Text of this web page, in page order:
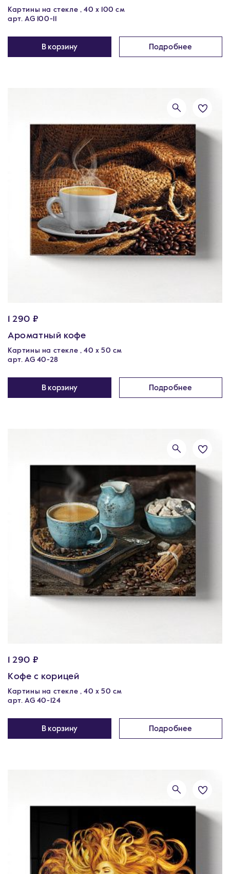
Картины на стекле , 40 x 100 см
арт. AG 100-11
В корзину Подробнее
1 290 ₽
Ароматный кофе
Картины на стекле , 40 х 50 см
арт. AG 40-28
В корзину Подробнее
1 290 ₽
Кофе с корицей
Картины на стекле , 40 х 50 см
арт. AG 40-124
В корзину Подробнее